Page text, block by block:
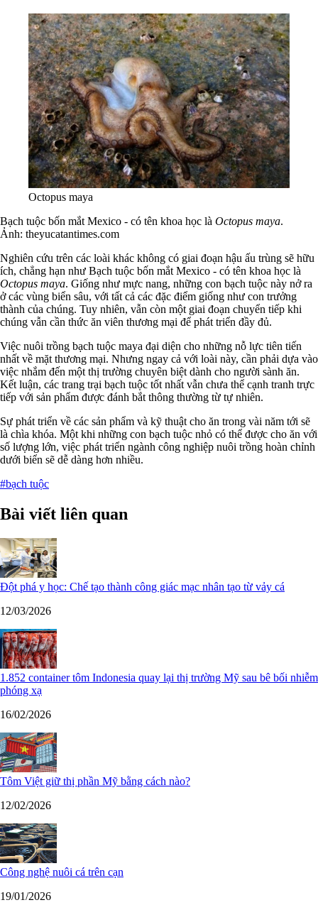
Octopus maya
Bạch tuộc bốn mắt Mexico - có tên khoa học là Octopus maya.
Ảnh: theyucatantimes.com
Nghiên cứu trên các loài khác không có giai đoạn hậu ấu trùng sẽ hữu
ích, chẳng hạn như Bạch tuộc bốn mắt Mexico - có tên khoa học là
Octopus maya. Giống như mực nang, những con bạch tuộc này nở ra
ở các vùng biển sâu, với tất cả các đặc điểm giống như con trưởng
thành của chúng. Tuy nhiên, vẫn còn một giai đoạn chuyển tiếp khi
chúng vẫn cần thức ăn viên thương mại để phát triển đầy đủ.
Việc nuôi trồng bạch tuộc maya đại diện cho những nỗ lực tiên tiến
nhất về mặt thương mại. Nhưng ngay cả với loài này, cần phải dựa vào
việc nhắm đến một thị trường chuyên biệt dành cho người sành ăn.
Kết luận, các trang trại bạch tuộc tốt nhất vẫn chưa thể cạnh tranh trực
tiếp với sản phẩm được đánh bắt thông thường từ tự nhiên.
Sự phát triển về các sản phẩm và kỹ thuật cho ăn trong vài năm tới sẽ
là chìa khóa. Một khi những con bạch tuộc nhỏ có thể được cho ăn với
số lượng lớn, việc phát triển ngành công nghiệp nuôi trồng hoàn chỉnh
dưới biển sẽ dễ dàng hơn nhiều.
#bạch tuộc
Bài viết liên quan
Đột phá y học: Chế tạo thành công giác mạc nhân tạo từ vảy cá
12/03/2026
1.852 container tôm Indonesia quay lại thị trường Mỹ sau bê bối nhiễm
phóng xạ
16/02/2026
Tôm Việt giữ thị phần Mỹ bằng cách nào?
12/02/2026
Công nghệ nuôi cá trên cạn
19/01/2026